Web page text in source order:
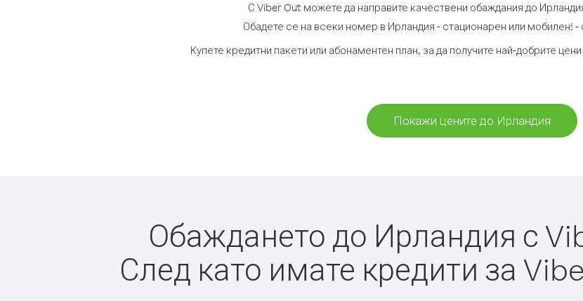
С Viber Out можете да направите качествени обаждания до
Обадете се на всеки номер в Ирландия - стационарен или мобилен! -
Купете кредитни пакети или абонаментен план, за да получите най-добрите
Покажи цените до Ирландия
Обаждането до Ирландия с
След като имате кредити за